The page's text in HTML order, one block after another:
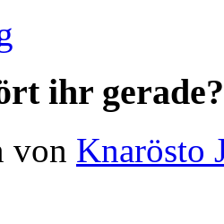
ihr gerade?
von Knarösto